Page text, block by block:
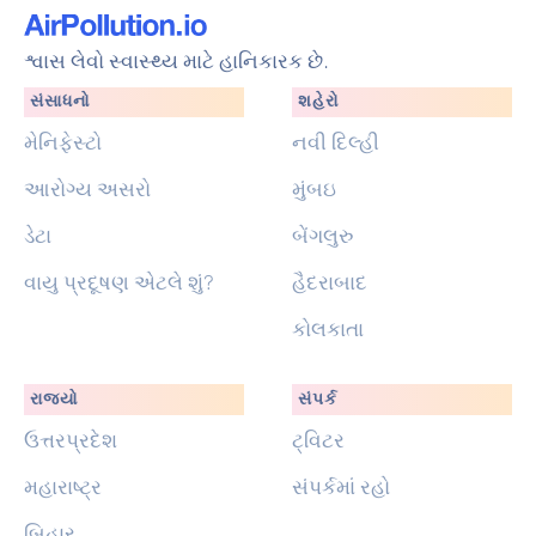
શ્વાસ લેવો સ્વાસ્થ્ય માટે હાનિકારક છે.
સંસાધનો
મેનિફેસ્ટો
આરોગ્ય અસરો
ડેટા
વાયુ પ્રદૂષણ એટલે શું?
શહેરો
નવી દિલ્હી
મુંબઇ
બેંગલુરુ
હૈદરાબાદ
કોલકાતા
રાજ્યો
ઉત્તરપ્રદેશ
મહારાષ્ટ્ર
સંપર્ક
ટ્વિટર
સંપર્કમાં રહો